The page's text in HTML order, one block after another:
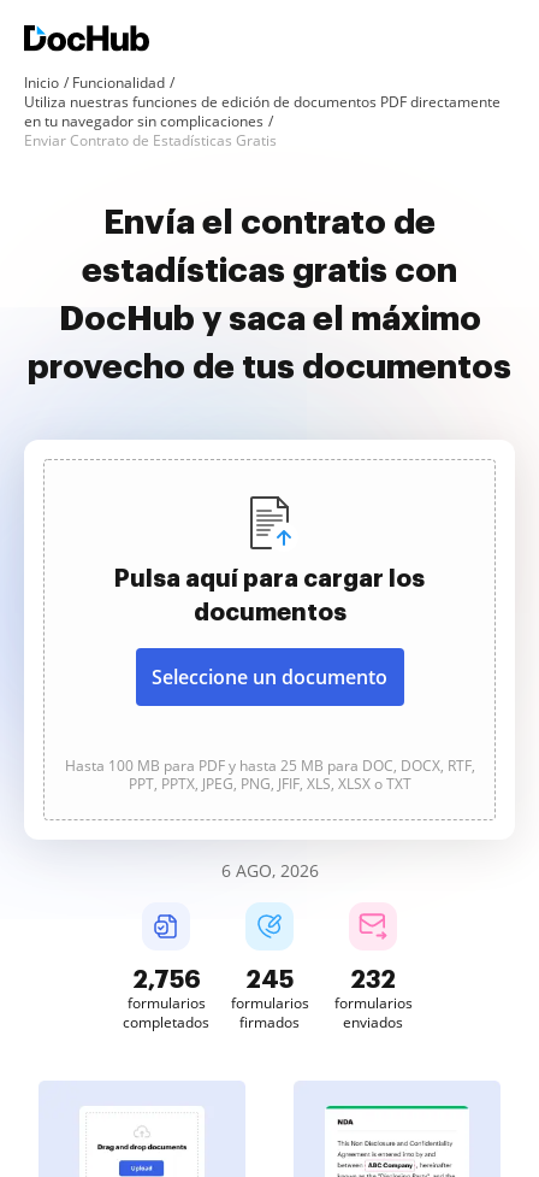
Inicio
Funcionalidad
Utiliza nuestras funciones de edición de documentos PDF directamente
en tu navegador sin complicaciones
Enviar Contrato de Estadísticas Gratis
Envía el contrato de
estadísticas gratis con
DocHub y saca el máximo
provecho de tus documentos
Pulsa aquí para cargar los
documentos
Seleccione un documento
Hasta 100 MB para PDF y hasta 25 MB para DOC, DOCX, RTF,
PPT, PPTX, JPEG, PNG, JFIF, XLS, XLSX o TXT
6 AGO, 2026
2,756
formularios
completados
245
formularios
firmados
232
formularios
enviados